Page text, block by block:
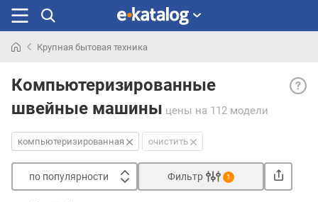
раньше
Крупная бытовая техника
Компьютеризированные
швейные машины цены на 112 модели
—
компьютеризированная очистить
по популярности Фильтр 1